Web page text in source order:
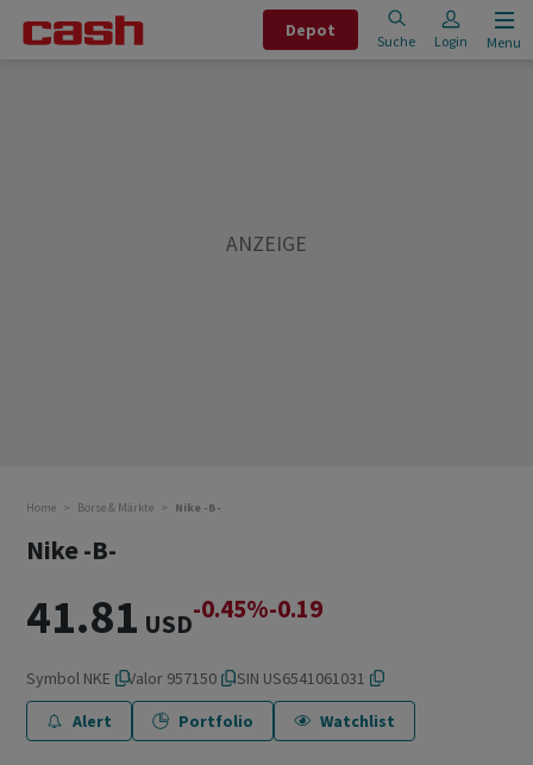
Depot
Suche Login Menu
Home Börse & Märkte Nike -B-
Nike -B-
41.81 USD-0.45%-0.19
Symbol NKE Valor 957150 ISIN US6541061031
Alert
Portfolio Watchlist